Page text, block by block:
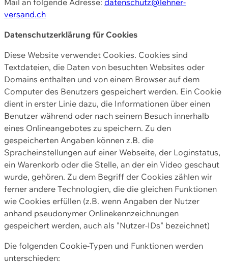
versand.ch
Datenschutzerklärung für Cookies
Diese Website verwendet Cookies. Cookies sind
Textdateien, die Daten von besuchten Websites oder
Domains enthalten und von einem Browser auf dem
Computer des Benutzers gespeichert werden. Ein Cookie
dient in erster Linie dazu, die Informationen über einen
Benutzer während oder nach seinem Besuch innerhalb
eines Onlineangebotes zu speichern. Zu den
gespeicherten Angaben können z.B. die
Spracheinstellungen auf einer Webseite, der Loginstatus,
ein Warenkorb oder die Stelle, an der ein Video geschaut
wurde, gehören. Zu dem Begriff der Cookies zählen wir
ferner andere Technologien, die die gleichen Funktionen
wie Cookies erfüllen (z.B. wenn Angaben der Nutzer
anhand pseudonymer Onlinekennzeichnungen
gespeichert werden, auch als "Nutzer-IDs" bezeichnet)
Die folgenden Cookie-Typen und Funktionen werden
unterschieden: